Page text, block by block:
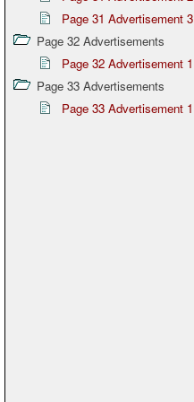
Page 31 Advertisement 3
Page 32 Advertisements
Page 32 Advertisement 1
Page 33 Advertisements
Page 33 Advertisement 1